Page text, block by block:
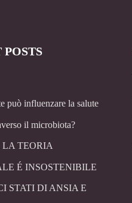
POSTS
può influenzare la salute
il microbiota?
LA TEORIA
É INSOSTENIBILE
STATI DI ANSIA E